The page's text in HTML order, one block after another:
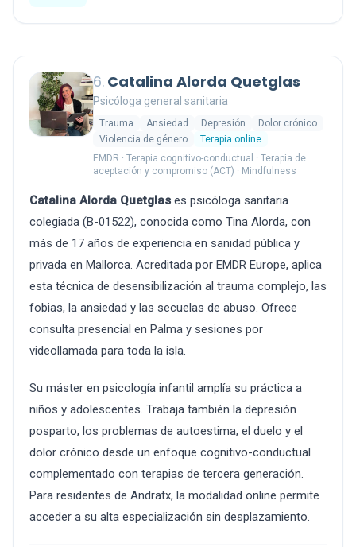
6. Catalina Alorda Quetglas
Psicóloga general sanitaria
Trauma Ansiedad Depresión
Dolor crónico
Violencia de género
Terapia online
EMDR · Terapia cognitivo-conductual · Terapia de
aceptación y compromiso (ACT) · Mindfulness
Catalina Alorda Quetglas es psicóloga sanitaria
colegiada (B-01522), conocida como Tina Alorda, con
más de 17 años de experiencia en sanidad pública y
privada en Mallorca. Acreditada por EMDR Europe, aplica
esta técnica de desensibilización al trauma complejo, las
fobias, la ansiedad y las secuelas de abuso. Ofrece
consulta presencial en Palma y sesiones por
videollamada para toda la isla.
Su máster en psicología infantil amplía su práctica a
niños y adolescentes. Trabaja también la depresión
posparto, los problemas de autoestima, el duelo y el
dolor crónico desde un enfoque cognitivo-conductual
complementado con terapias de tercera generación.
Para residentes de Andratx, la modalidad online permite
acceder a su alta especialización sin desplazamiento.